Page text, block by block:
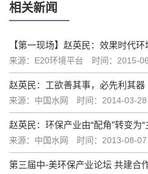
相关新闻
【第一现场】赵英民：效果时代
来源：E20环境平台 时间：2015-
赵英民：工欲善其事，必先利其器
来源：中国水网 时间：2014-03-
赵英民：环保产业由“配角”转变为“
来源：中国水网 时间：2013-08-
第三届中-美环保产业论坛 共建合